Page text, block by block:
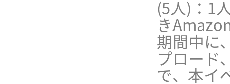
(5人)：1
き
期間中に
プロード
で、本イ